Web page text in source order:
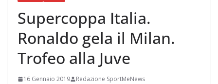
Supercoppa Italia.
Ronaldo gela il Milan.
Trofeo alla Juve
16 Gennaio 2019 Redazione SportMeNews